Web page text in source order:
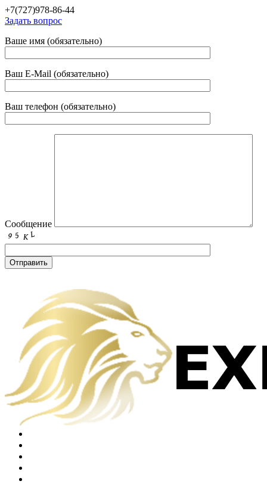
+7(727)978-86-44
Задать вопрос
Ваше имя (обязательно)
Ваш E-Mail (обязательно)
Ваш телефон (обязательно)
Сообщение